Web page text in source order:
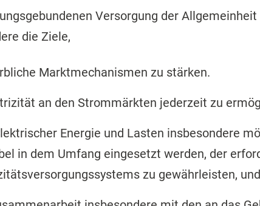
Versorgung der
die Ziele,
Marktmechanismen zu stärken.
an den Strommärkten jederzeit zu
Energie und Lasten insbesondere
in dem Umfang eingesetzt werden, der
zu gewährleisten, und